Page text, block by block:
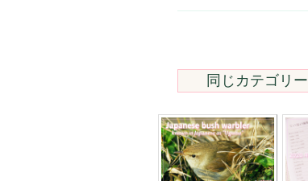
同じカテゴリー